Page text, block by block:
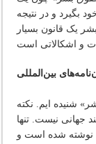
بگیرد و در نتیجه
یک قانون بسیار
بین‌المللی
شنیده ایم. نکته
جهانی نیست. تنها
نوشته شده است و